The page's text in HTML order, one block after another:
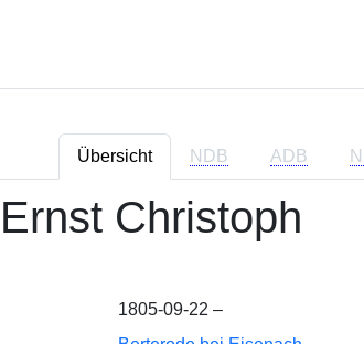
Übersicht NDB ADB
Christoph
1805-09-22 –